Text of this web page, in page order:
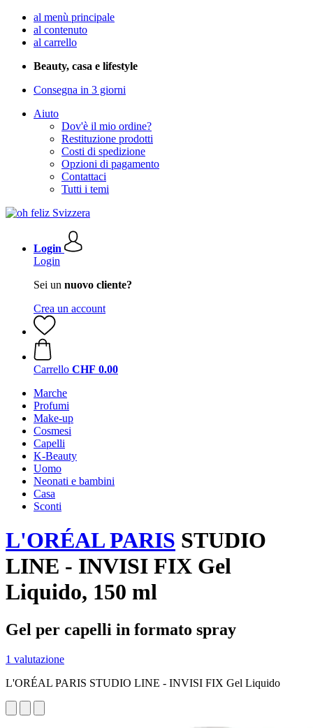
al menù principale
al contenuto
al carrello
Beauty, casa e lifestyle
Consegna in 3 giorni
Aiuto
Dov'è il mio ordine?
Restituzione prodotti
Costi di spedizione
Opzioni di pagamento
Contattaci
Tutti i temi
Login
Login
Sei un nuovo cliente?
Crea un account
Carrello CHF 0.00
Marche
Profumi
Make-up
Cosmesi
Capelli
K-Beauty
Uomo
Neonati e bambini
Casa
Sconti
L'ORÉAL PARIS STUDIO
LINE - INVISI FIX Gel
Liquido, 150 ml
Gel per capelli in formato spray
1 valutazione
L'ORÉAL PARIS STUDIO LINE - INVISI FIX Gel Liquido